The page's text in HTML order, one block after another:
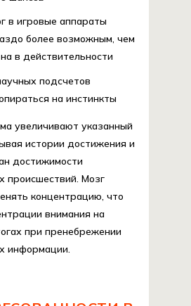
в игровые аппараты
более возможным, чем
в действительности
подсчетов
на инстинкты
увеличивают указанный
истории достижения и
достижимости
происшествий. Мозг
концентрацию, что
внимания на
при пренебрежении
информации.